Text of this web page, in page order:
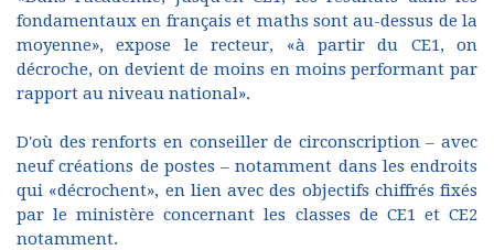
fondamentaux en français et maths sont au-dessus de la
moyenne», expose le recteur, «à partir du CE1, on
décroche, on devient de moins en moins performant par
rapport au niveau national».
D'où des renforts en conseiller de circonscription – avec
neuf créations de postes – notamment dans les endroits
qui «décrochent», en lien avec des objectifs chiffrés fixés
par le ministère concernant les classes de CE1 et CE2
notamment.